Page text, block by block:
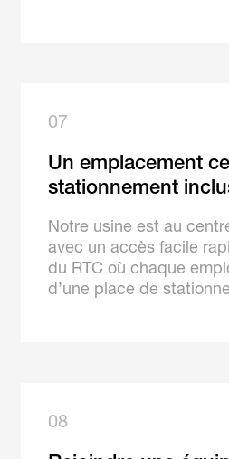
07
Un emplacement
stationnement
Notre usine est au
avec un accès facile
du RTC où chaque
d’une place de
08